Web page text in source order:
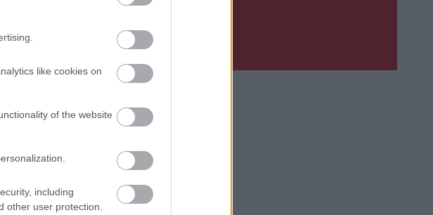
like cookies on
of the website
including
other user protection.